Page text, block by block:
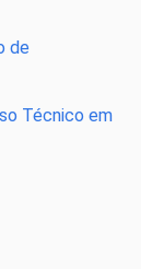
de
Técnico em